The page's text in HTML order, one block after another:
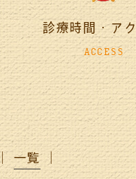
診療時間・ア
ACCESS
一覧│